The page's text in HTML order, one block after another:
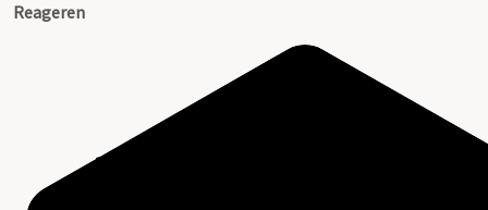
Reageren